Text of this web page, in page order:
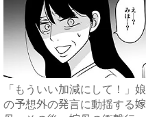
「もういい加減にして！」娘
の予想外の発言に動揺する嫁